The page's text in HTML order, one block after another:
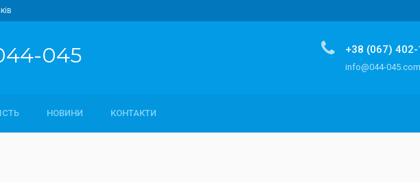
045 +38 (067)
info@044-045.com
НОВИНИ КОНТАКТИ